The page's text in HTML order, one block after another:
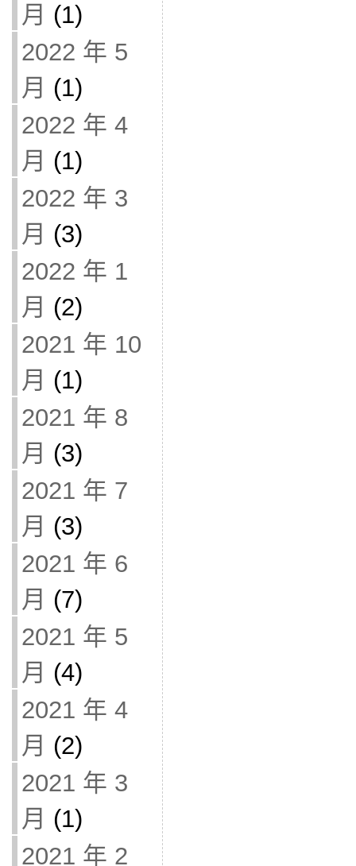
月 (1)
2022 年 5
月 (1)
2022 年 4
月 (1)
2022 年 3
月 (3)
2022 年 1
月 (2)
2021 年 10
月 (1)
2021 年 8
月 (3)
2021 年 7
月 (3)
2021 年 6
月 (7)
2021 年 5
月 (4)
2021 年 4
月 (2)
2021 年 3
月 (1)
2021 年 2